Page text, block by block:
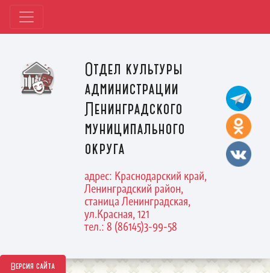
Версия сайта
Отдел культуры
администрации
Ленинградского
муниципального
округа
адрес: Краснодарский край,
Ленинградский район,
станица Ленинградская,
ул.Красная, 121
тел.: 8 (86145)3-99-58